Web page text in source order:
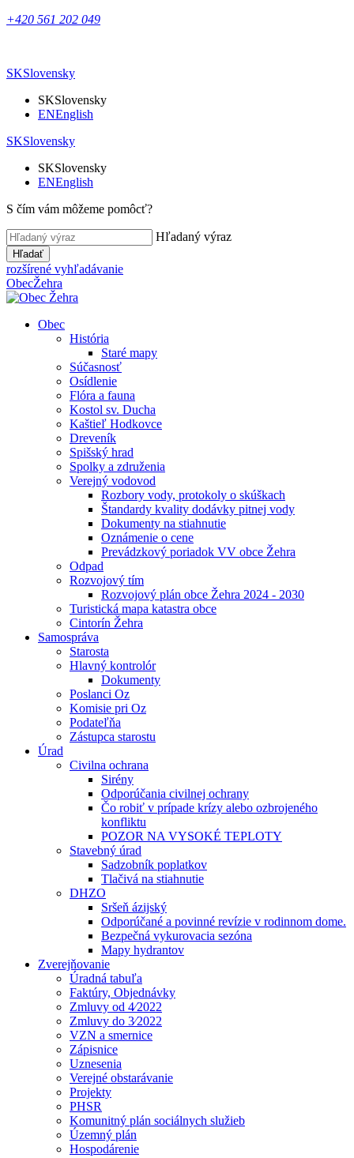
+420 561 202 049
SKSlovensky
SKSlovensky
ENEnglish
SKSlovensky
SKSlovensky
ENEnglish
S čím vám môžeme pomôcť?
Hľadaný výraz
Hľadať
rozšírené vyhľadávanie
ObecŽehra
Obec
História
Staré mapy
Súčasnosť
Osídlenie
Flóra a fauna
Kostol sv. Ducha
Kaštieľ Hodkovce
Dreveník
Spišský hrad
Spolky a združenia
Verejný vodovod
Rozbory vody, protokoly o skúškach
Štandardy kvality dodávky pitnej vody
Dokumenty na stiahnutie
Oznámenie o cene
Prevádzkový poriadok VV obce Žehra
Odpad
Rozvojový tím
Rozvojový plán obce Žehra 2024 - 2030
Turistická mapa katastra obce
Cintorín Žehra
Samospráva
Starosta
Hlavný kontrolór
Dokumenty
Poslanci Oz
Komisie pri Oz
Podateľňa
Zástupca starostu
Úrad
Civilna ochrana
Sirény
Odporúčania civilnej ochrany
Čo robiť v prípade krízy alebo ozbrojeného
konfliktu
POZOR NA VYSOKÉ TEPLOTY
Stavebný úrad
Sadzobník poplatkov
Tlačivá na stiahnutie
DHZO
Sršeň ázijský
Odporúčané a povinné revízie v rodinnom dome.
Bezpečná vykurovacia sezóna
Mapy hydrantov
Zverejňovanie
Úradná tabuľa
Faktúry, Objednávky
Zmluvy od 4⁄2022
Zmluvy do 3⁄2022
VZN a smernice
Zápisnice
Uznesenia
Verejné obstarávanie
Projekty
PHSR
Komunitný plán sociálnych služieb
Územný plán
Hospodárenie